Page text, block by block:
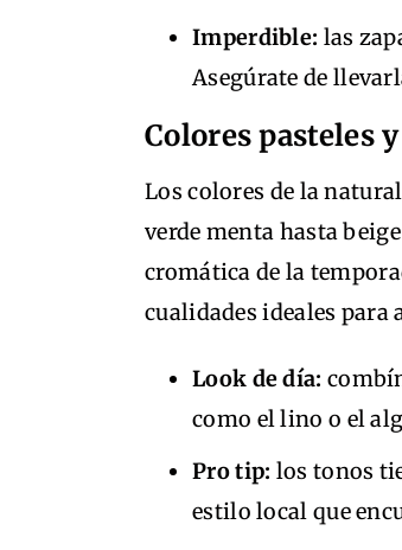
Imperdible: las
Asegúrate de
Colores pasteles
Los colores de la
verde menta hasta
cromática de la
cualidades ideales
Look de día:
como el lino o el
Pro tip: los tonos
estilo local que